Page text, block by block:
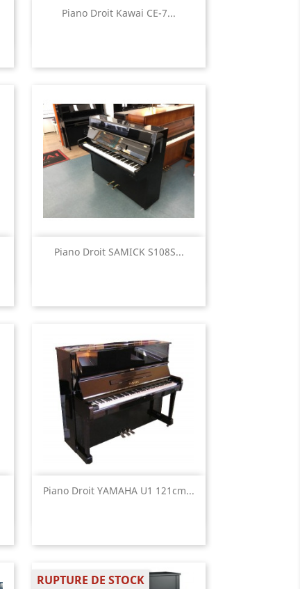
Piano Droit Kawai CE-7...
 Aperçu rapide
Piano Droit SAMICK S108S...
Aperçu rapide
Piano Droit YAMAHA U1 121cm...
Aperçu rapide
RUPTURE DE STOCK